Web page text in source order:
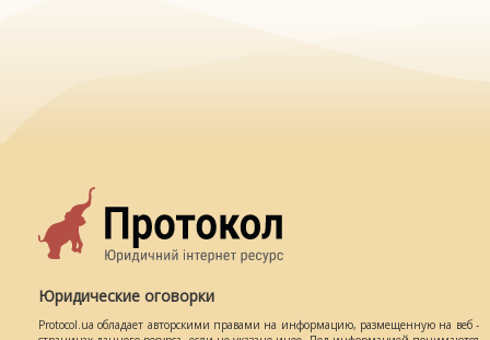
Юридические оговорки
Protocol.ua обладает авторскими правами на информацию, размещенную на веб -